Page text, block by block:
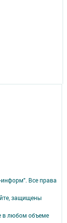
Все права
защищены
в любом объеме